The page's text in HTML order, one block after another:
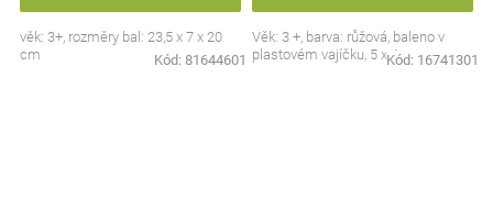
věk: 3+, rozměry bal: 23,5 x 7 x 20
cm
Kód: 81644601
Věk: 3 +, barva: růžová, baleno v
plastovém vajíčku, 5 x 4 cm.
Kód: 16741301